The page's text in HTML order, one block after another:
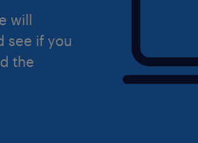
will
see if you
the